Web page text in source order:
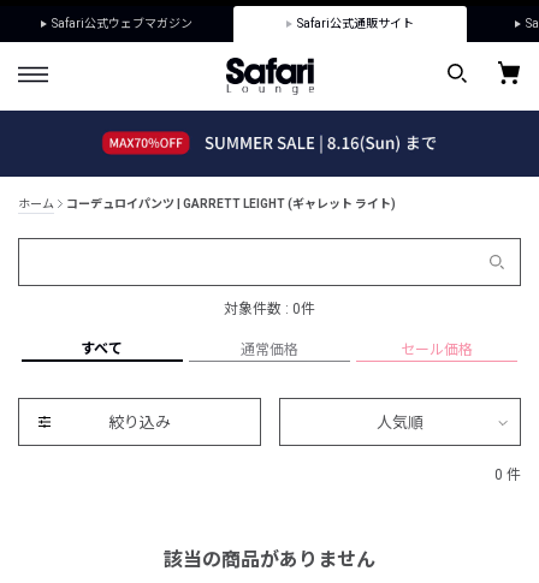
Safari公式ウェブマガジン Safari公式通販サイト
ホーム コーデュロイパンツ | GARRETT LEIGHT (ギャレット ライト)
対象件数 : 0件
すべて 通常価格 セール価格
絞り込み 人気順
0 件
該当の商品がありません